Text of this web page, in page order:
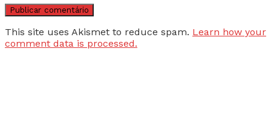
This site uses Akismet to reduce spam. Learn how your
comment data is processed.